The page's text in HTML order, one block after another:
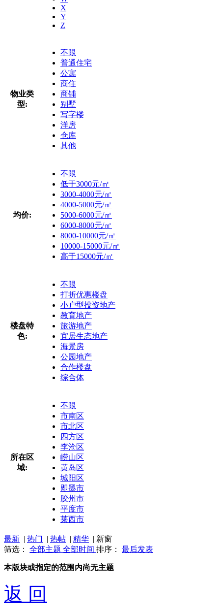
X
Y
Z
物业类
型:
不限
普通住宅
公寓
商住
商铺
别墅
写字楼
洋房
仓库
其他
均价:
不限
低于3000元/㎡
3000-4000元/㎡
4000-5000元/㎡
5000-6000元/㎡
6000-8000元/㎡
8000-10000元/㎡
10000-15000元/㎡
高于15000元/㎡
楼盘特
色:
不限
打折优惠楼盘
小户型投资地产
教育地产
旅游地产
宜居生态地产
海景房
公园地产
合作楼盘
综合体
所在区
域:
不限
市南区
市北区
四方区
李沧区
崂山区
黄岛区
城阳区
即墨市
胶州市
平度市
莱西市
最新 | 热门 | 热帖 | 精华 | 新窗
筛选： 全部主题 全部时间 排序： 最后发表
本版块或指定的范围内尚无主题
返 回